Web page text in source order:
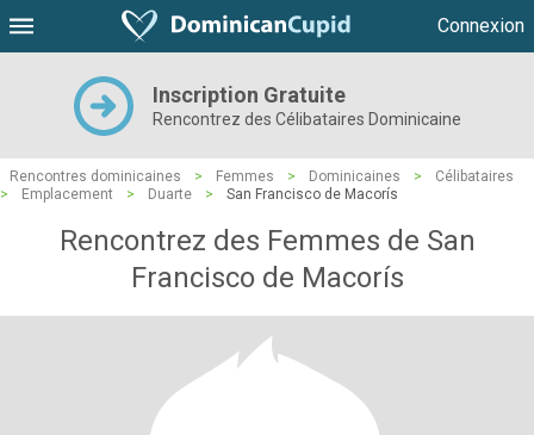
Connexion
Inscription Gratuite
Rencontrez des Célibataires Dominicaine
Rencontres dominicaines > Femmes > Dominicaines >
Célibataires
>
Emplacement > Duarte > San Francisco de Macorís
Rencontrez des Femmes de San
Francisco de Macorís